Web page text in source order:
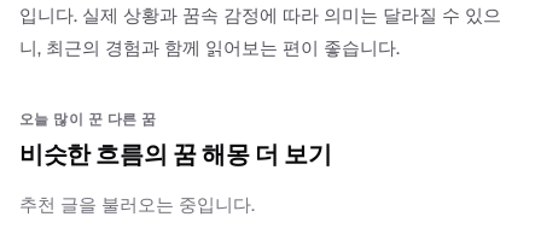
입니다. 실제 상황과 꿈속 감정에 따라 의미는 달라질 수 있으
니, 최근의 경험과 함께 읽어보는 편이 좋습니다.
오늘 많이 꾼 다른 꿈
비슷한 흐름의 꿈 해몽 더 보기
추천 글을 불러오는 중입니다.